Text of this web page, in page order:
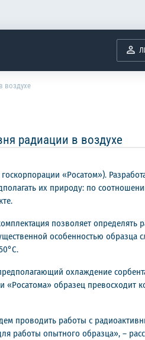
воздухе
радиации в воздухе
«Росатом»).
их природу: по
позволяет определять
особенностью образца
охлаждение
образец превосходит
проводить работы с
работы опытного образца», –